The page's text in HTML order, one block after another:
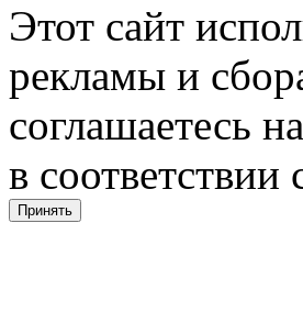
Этот сайт
рекламы и
соглашаетесь
в соответствии
Принять